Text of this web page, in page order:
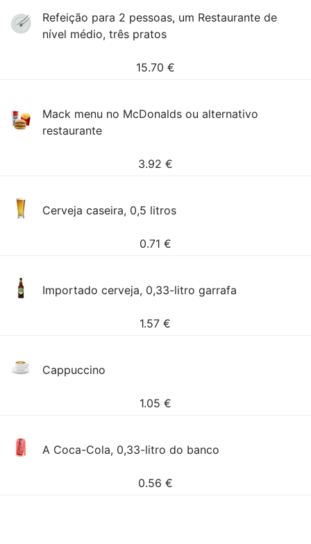
Refeição para 2 pessoas, um Restaurante de
nível médio, três pratos
15.70 €
Mack menu no McDonalds ou alternativo
restaurante
3.92 €
Cerveja caseira, 0,5 litros
0.71 €
Importado cerveja, 0,33-litro garrafa
1.57 €
Cappuccino
1.05 €
A Coca-Cola, 0,33-litro do banco
0.56 €